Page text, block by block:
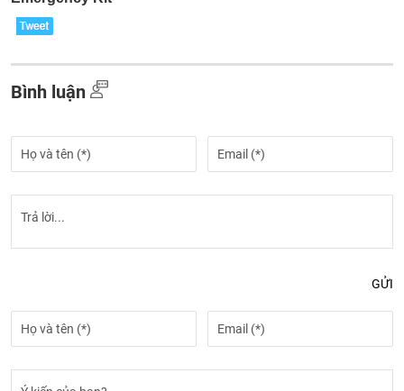
Bình luận
GỬI